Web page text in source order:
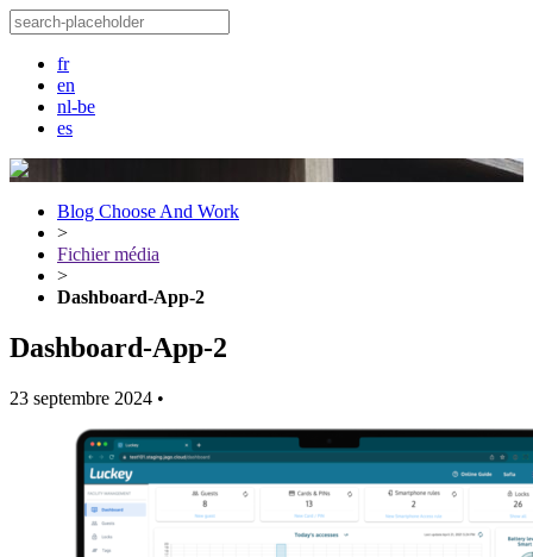
fr
en
nl-be
es
Blog Choose And Work
>
Fichier média
>
Dashboard-App-2
Dashboard-App-2
23 septembre 2024 •